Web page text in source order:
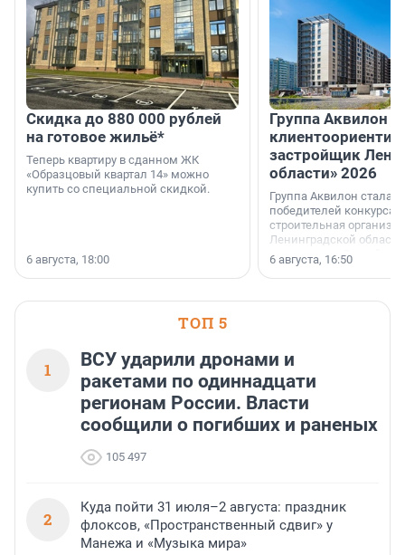
Скидка до 880 000 рублей
на готовое жильё*
Теперь квартиру в сданном ЖК
«Образцовый квартал 14» можно
купить со специальной скидкой.
6 августа, 18:00
Группа Аквилон
застройщик
области» 2026
Группа Аквилон стала
победителей конкурса
строительная
Ленинградской области
номинации «Самый
застройщик
6 августа, 16:50
ТОП 5
1
ВСУ ударили дронами и
ракетами по одиннадцати
регионам России. Власти
сообщили о погибших и раненых
105 497
2
Куда пойти 31 июля–2 августа: праздник
флоксов, «Пространственный сдвиг» у
Манежа и «Музыка мира»